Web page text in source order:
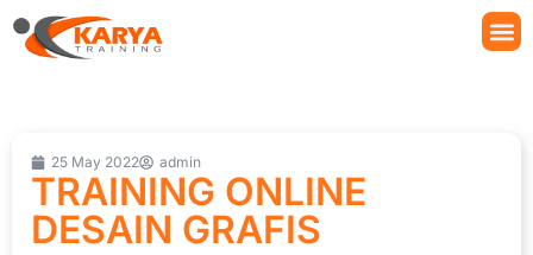
25 May 2022 admin
TRAINING ONLINE
DESAIN GRAFIS